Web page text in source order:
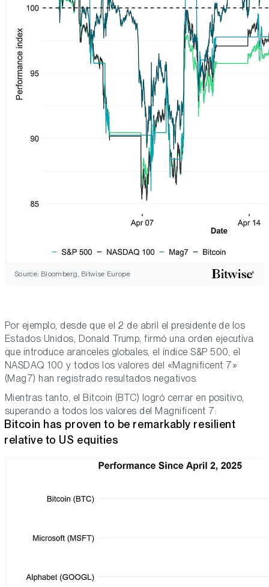
Source: Bloomberg, Bitwise Europe
Por ejemplo, desde que el 2 de abril el presidente de los
Estados Unidos, Donald Trump, firmó una orden ejecutiva
que introduce aranceles globales, el índice S&P 500, el
NASDAQ 100 y todos los valores del «Magnificent 7»
(Mag7) han registrado resultados negativos.
Mientras tanto, el Bitcoin (BTC) logró cerrar en positivo,
superando a todos los valores del Magnificent 7:
Bitcoin has proven to be remarkably resilient
relative to US equities